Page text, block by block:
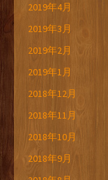
2019年4月
2019年3月
2019年2月
2019年1月
2018年12月
2018年11月
2018年10月
2018年9月